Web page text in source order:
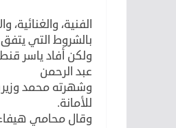
الفنية،
بالشروط التي
ولكن أفاد ياسر
عبد الرحمن
للأمانة.
وقال محامي هيفاء